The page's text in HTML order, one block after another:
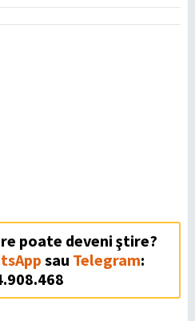
poate deveni ştire?
sau Telegram: